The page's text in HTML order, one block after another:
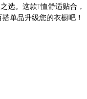
选。这款T恤舒适贴合，
单品升级您的衣橱吧！